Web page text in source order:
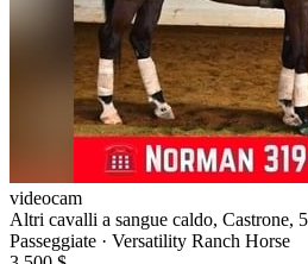
videocam
Altri cavalli a sangue caldo, Castrone,
Passeggiate · Versatility Ranch Horse